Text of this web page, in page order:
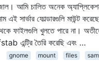
আমি চালিত অনেক
এই সার্ভার ফোল্ডারগুলি মাউন্ট
থেকে ফাইলগুলি খুলতে পারে না।
এন্ট্রি তৈরি করেছি এবং …
gnome mount files